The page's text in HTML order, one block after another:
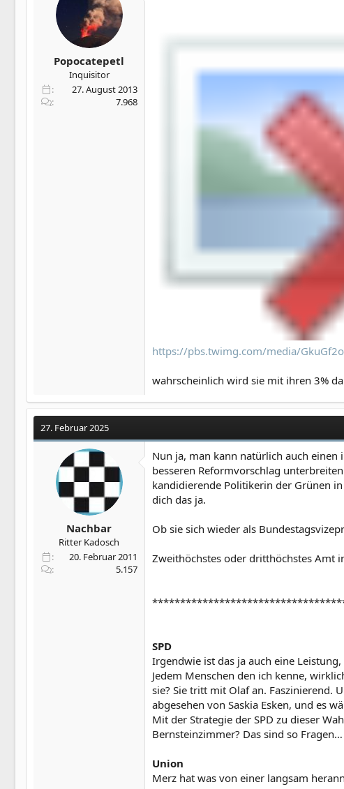
Popocatepetl
Inquisitor
27. August 2013
7.968
https://pbs.twimg.com/media/
wahrscheinlich wird sie mit ihren 3%
27. Februar 2025
Nachbar
Ritter Kadosch
20. Februar 2011
5.157
Nun ja, man kann natürlich auch
besseren Reformvorschlag
kandidierende Politikerin der Grünen
dich das ja.
Ob sie sich wieder als
Zweithöchstes oder dritthöchstes Amt
SPD
Irgendwie ist das ja auch eine
Jedem Menschen den ich kenne,
sie? Sie tritt mit Olaf an. Faszinierend.
abgesehen von Saskia Esken, und es
Mit der Strategie der SPD zu dieser
Bernsteinzimmer? Das sind so Fragen…
Union
Merz hat was von einer langsam